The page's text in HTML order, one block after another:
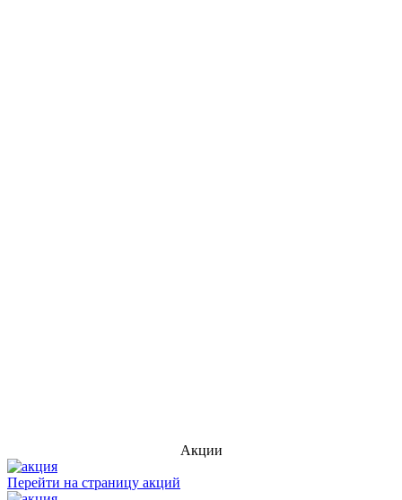
Акции
Перейти на страницу акций